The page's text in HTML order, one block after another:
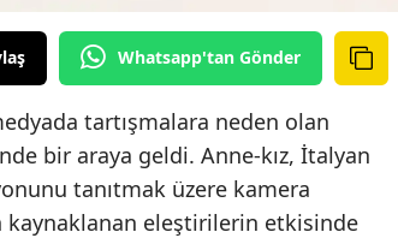
Whatsapp'tan Gönder
tartışmalara neden olan
bir araya geldi. Anne-kız, İtalyan
tanıtmak üzere kamera
kaynaklanan eleştirilerin etkisinde